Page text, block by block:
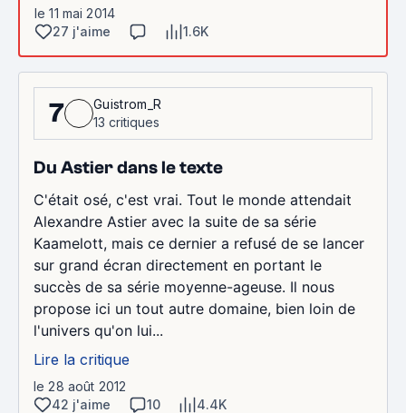
le 11 mai 2014
27 j'aime
1.6K
7
Guistrom_R
13 critiques
Du Astier dans le texte
C'était osé, c'est vrai. Tout le monde attendait
Alexandre Astier avec la suite de sa série
Kaamelott, mais ce dernier a refusé de se lancer
sur grand écran directement en portant le
succès de sa série moyenne-ageuse. Il nous
propose ici un tout autre domaine, bien loin de
l'univers qu'on lui...
Lire la critique
le 28 août 2012
42 j'aime
10 4.4K